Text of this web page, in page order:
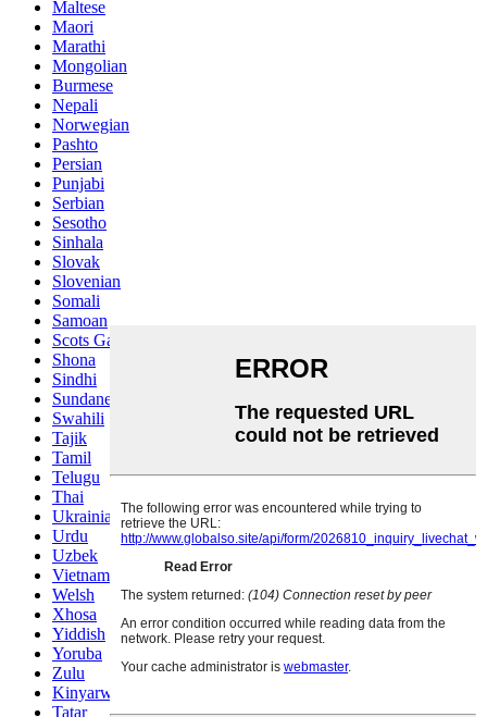
Maltese
Maori
Marathi
Mongolian
Burmese
Nepali
Norwegian
Pashto
Persian
Punjabi
Serbian
Sesotho
Sinhala
Slovak
Slovenian
Somali
Samoan
Scots Gaelic
Shona
Sindhi
Sundanese
Swahili
Tajik
Tamil
Telugu
Thai
Ukrainian
Urdu
Uzbek
Vietnamese
Welsh
Xhosa
Yiddish
Yoruba
Zulu
Kinyarwanda
Tatar